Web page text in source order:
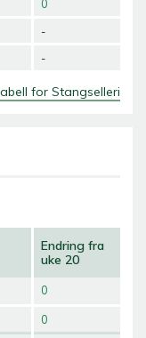
0
-
-
for Stangselleri
Endring fra
uke 20
0
0